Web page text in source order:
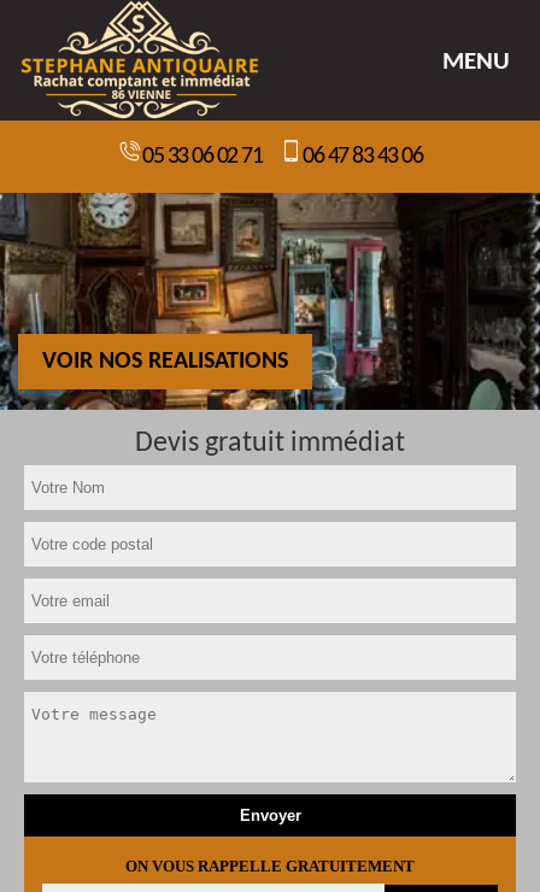
MENU
05 33 06 02 71 06 47 83 43 06
VOIR NOS REALISATIONS
Devis gratuit immédiat
ON VOUS RAPPELLE GRATUITEMENT